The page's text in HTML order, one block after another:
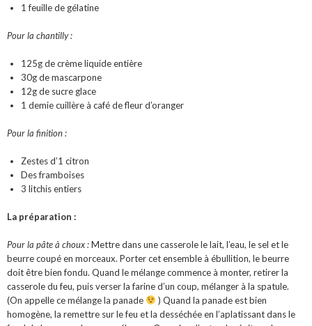
1 feuille de gélatine
Pour la chantilly :
125g de crème liquide entière
30g de mascarpone
12g de sucre glace
1 demie cuillère à café de fleur d’oranger
Pour la finition :
Zestes d’1 citron
Des framboises
3 litchis entiers
La préparation :
Pour la pâte à choux :Mettre dans une casserole le lait, l’eau, le sel et le
beurre coupé en morceaux. Porter cet ensemble à ébullition, le beurre
doit être bien fondu. Quand le mélange commence à monter, retirer la
casserole du feu, puis verser la farine d’un coup, mélanger à la spatule.
(On appelle ce mélange la panade
) Quand la panade est bien
homogène, la remettre sur le feu et la desséchée en l’aplatissant dans le